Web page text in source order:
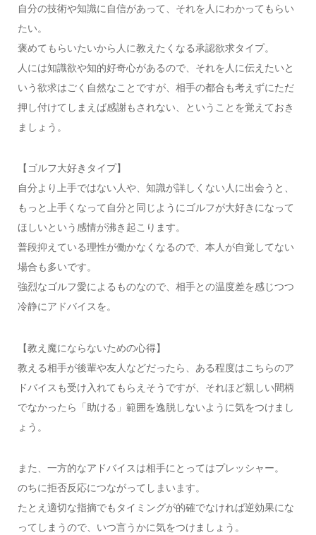
自分の技術や知識に自信があって、それを人にわかってもらい
たい。
褒めてもらいたいから人に教えたくなる承認欲求タイプ。
人には知識欲や知的好奇心があるので、それを人に伝えたいと
いう欲求はごく自然なことですが、相手の都合も考えずにただ
押し付けてしまえば感謝もされない、ということを覚えておき
ましょう。
【ゴルフ大好きタイプ】
自分より上手ではない人や、知識が詳しくない人に出会うと、
もっと上手くなって自分と同じようにゴルフが大好きになって
ほしいという感情が沸き起こります。
普段抑えている理性が働かなくなるので、本人が自覚してない
場合も多いです。
強烈なゴルフ愛によるものなので、相手との温度差を感じつつ
冷静にアドバイスを。
【教え魔にならないための心得】
教える相手が後輩や友人などだったら、ある程度はこちらのア
ドバイスも受け入れてもらえそうですが、それほど親しい間柄
でなかったら「助ける」範囲を逸脱しないように気をつけまし
ょう。
また、一方的なアドバイスは相手にとってはプレッシャー。
のちに拒否反応につながってしまいます。
たとえ適切な指摘でもタイミングが的確でなければ逆効果にな
ってしまうので、いつ言うかに気をつけましょう。